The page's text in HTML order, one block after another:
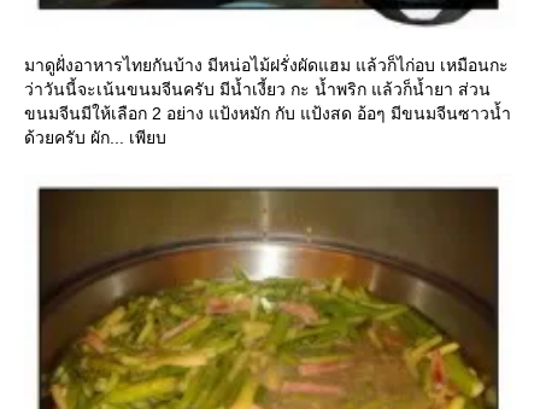
มาดูฝั่งอาหารไทยกันบ้าง มีหน่อไม้ฝรั่งผัดแฮม แล้วก็ไก่อบ เหมือนกะ
ว่าวันนี้จะเน้นขนมจีนครับ มีน้ำเงี้ยว กะ น้ำพริก แล้วก็น้ำยา ส่วน
ขนมจีนมีให้เลือก 2 อย่าง แป้งหมัก กับ แป้งสด อ้อๆ มีขนมจีนซาวน้ำ
ด้วยครับ ผัก... เพียบ